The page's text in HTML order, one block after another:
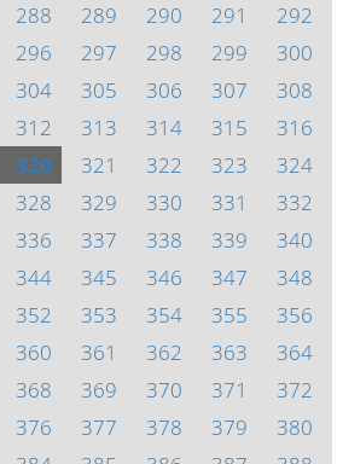
288 289 290 291
292
296 297 298 299
300
304 305 306 307
308
312 313 314 315
316
320 321 322 323
324
328 329 330 331
332
336 337 338 339
340
344 345 346 347
348
352 353 354 355
356
360 361 362 363
364
368 369 370 371
372
376 377 378 379
380